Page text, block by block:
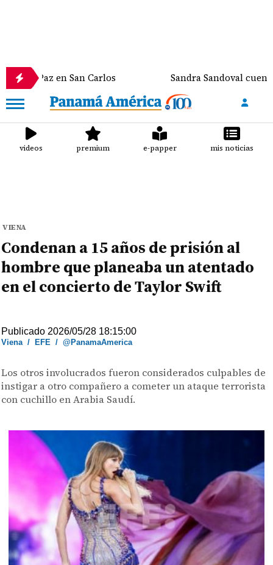
en San Carlos Sandra Sandoval cuenta el
videos premium e-papper mis noticias
VIENA
Condenan a 15 años de prisión al
hombre que planeaba un atentado
en el concierto de Taylor Swift
Publicado 2026/05/28 18:15:00
Viena/ EFE /@PanamaAmerica
Los otros involucrados fueron considerados culpables de
instigar a otro compañero a cometer un ataque terrorista
con cuchillo en Arabia Saudí.